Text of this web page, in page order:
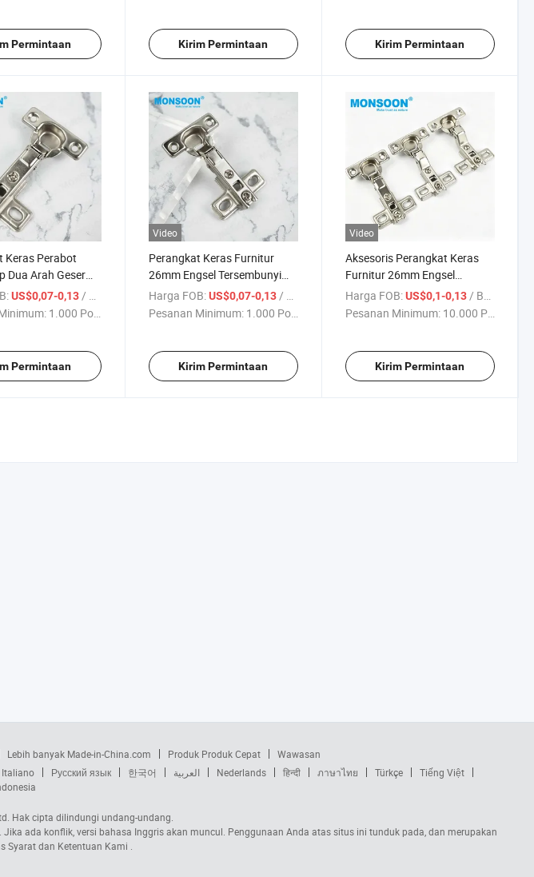
Permintaan Kirim Permintaan
Furnitur Engsel
Kirim Permintaan
Keras Perabot
Dua Arah Geser
Pintu
Kabinet
US$0,07-0,13/ Bagian
1.000 Potong
Permintaan
Video
Perangkat Keras Furnitur
26mm Engsel Tersembunyi
Dua Arah untuk Pintu Kabinet
Dapur Besi Bisagra PARA
Harga FOB: US$0,07-0,13/ Bagian
Pesanan Minimum: 1.000 Potong
Kirim Permintaan
Video
Aksesoris Perangkat Keras
Furnitur 26mm Engsel
Tersembunyi Dua Arah Besi
untuk Pintu Dapur Lemari
Harga FOB: US$0,1-0,13/ Bagian
Pesanan Minimum: 10.000 Potong
Kirim Permintaan
Lebih banyak Made-in-China.com Produk Produk Cepat
Wawasan
Italiano Русский язык 한국어 العربية Nederlands हिन्दी ภาษาไทย Türkçe
Tiếng Việt
Hak cipta dilindungi undang-undang.
ada konflik, versi bahasa Inggris akan muncul. Penggunaan Anda atas situs ini tunduk pada, dan merupakan
Syarat dan Ketentuan Kami .